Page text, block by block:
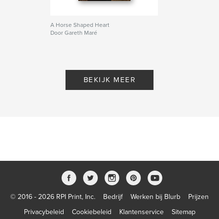
A Horse Shaped Heart
Door Gareth Maré
BEKIJK MEER
© 2016 - 2026 RPI Print, Inc. Bedrijf Werken bij Blurb
Prijzen
Privacybeleid
Cookiebeleid Klantenservice Sitemap